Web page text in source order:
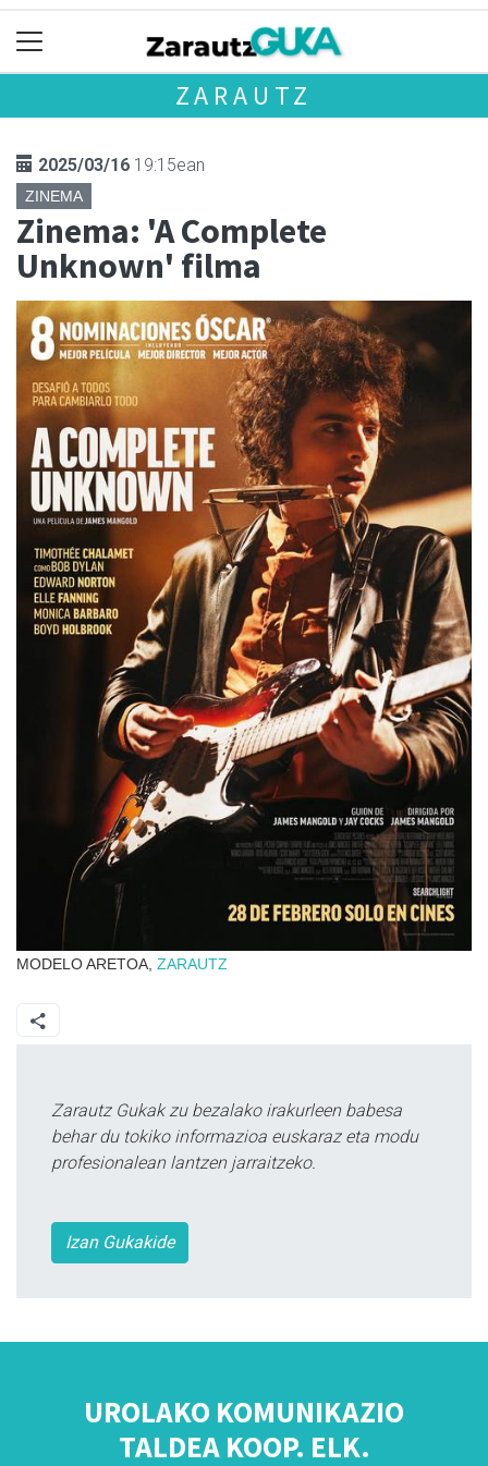
ZARAUTZ
2025/03/16 19:15ean
ZINEMA
Zinema: 'A Complete
Unknown' filma
MODELO ARETOA, ZARAUTZ
Zarautz Gukak zu bezalako irakurleen babesa
behar du tokiko informazioa euskaraz eta modu
profesionalean lantzen jarraitzeko.
Izan Gukakide
UROLAKO KOMUNIKAZIO
TALDEA KOOP. ELK.